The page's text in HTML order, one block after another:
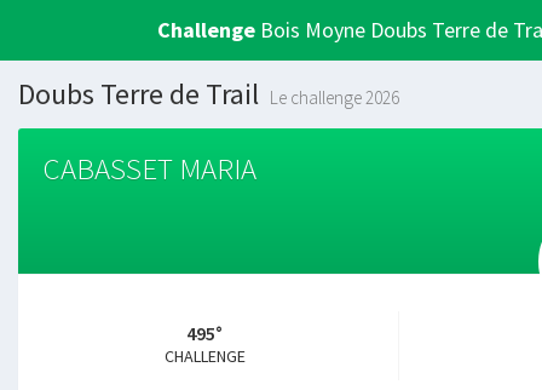
Challenge Bois Moyne Doubs Terre de
Doubs Terre de Trail Le challenge 2026
CABASSET MARIA
495°
CHALLENGE